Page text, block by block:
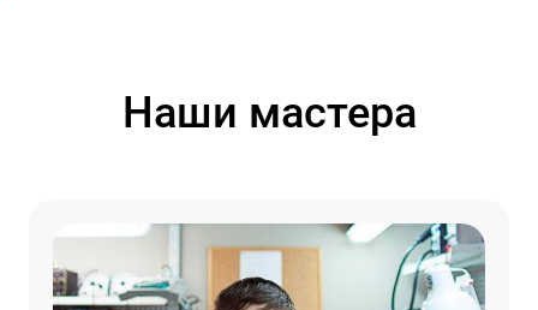
Наши мастера